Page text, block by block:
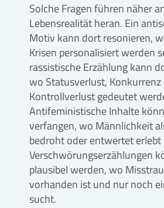
Solche Fragen führen näher
Lebensrealität heran. Ein
Motiv kann dort resonieren,
Krisen personalisiert werden
rassistische Erzählung kann
wo Statusverlust,
Kontrollverlust gedeutet
Antifeministische Inhalte
verfangen, wo Männlichkeit
bedroht oder entwertet erlebt
Verschwörungserzählungen
plausibel werden, wo
vorhanden ist und nur noch
sucht.